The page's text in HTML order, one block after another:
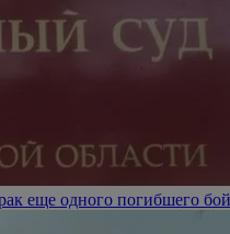
еще одного погибшего